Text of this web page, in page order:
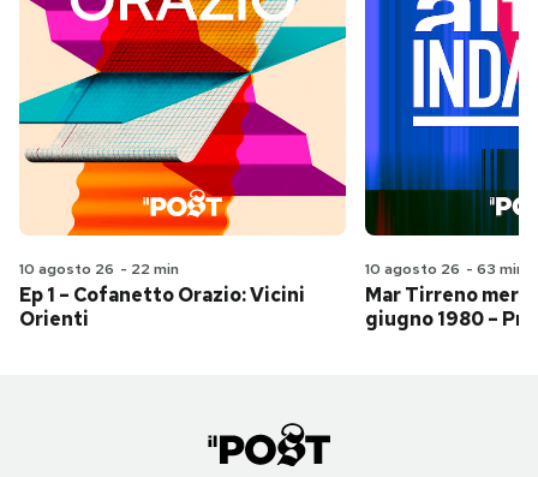
10 agosto 26 - 22 min
Ep 1 – Cofanetto Orazio: Vicini
Orienti
10 agosto 26 - 63 min
Mar Tirreno
giugno 1980 –